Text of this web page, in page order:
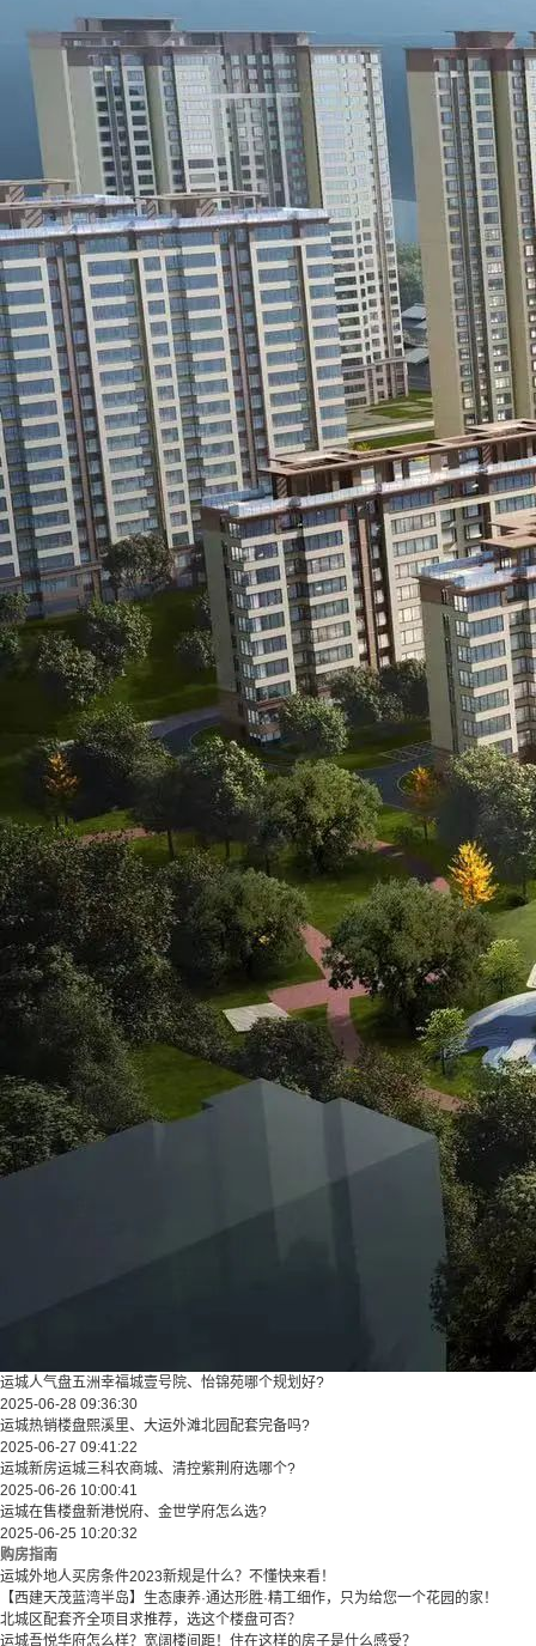
运城人气盘五洲幸福城壹号院、怡锦苑哪个规划好?
2025-06-28 09:36:30
运城热销楼盘熙溪里、大运外滩北园配套完备吗?
2025-06-27 09:41:22
运城新房运城三科农商城、清控紫荆府选哪个?
2025-06-26 10:00:41
运城在售楼盘新港悦府、金世学府怎么选?
2025-06-25 10:20:32
购房指南
运城外地人买房条件2023新规是什么？不懂快来看！
【西建天茂蓝湾半岛】生态康养·通达形胜·精工细作，只为给您一个花园的家！
北城区配套齐全项目求推荐，选这个楼盘可否？
运城吾悦华府怎么样？宽阔楼间距！住在这样的房子是什么感受？